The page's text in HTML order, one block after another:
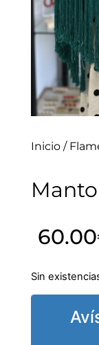
Inicio/
60.00
Sin